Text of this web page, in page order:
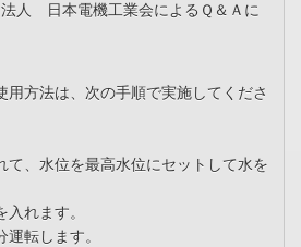
人 日本電機工業会によるＱ＆Ａに
用方法は、次の手順で実施してくださ
て、水位を最高水位にセットして水を
れます。
転します。